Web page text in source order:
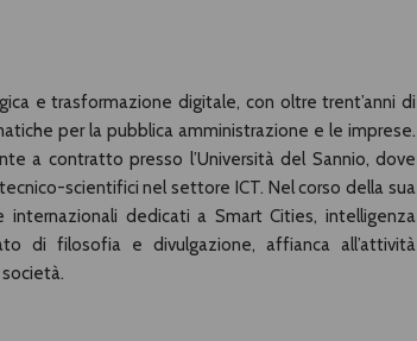
e trasformazione digitale, con oltre trent’anni di
per la pubblica amministrazione e le imprese.
a contratto presso l’Università del Sannio, dove
scientifici nel settore ICT. Nel corso della sua
dedicati a Smart Cities, intelligenza
di filosofia e divulgazione, affianca all’attività